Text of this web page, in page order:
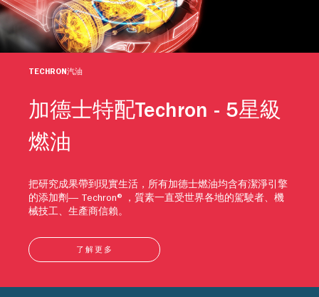
加德士特配Techron - 5星級
把研究成果帶到現實生活，所有加德士燃油均含有潔淨引擎
的添加劑— Techron®，質素一直受世界各地的駕駛者、機